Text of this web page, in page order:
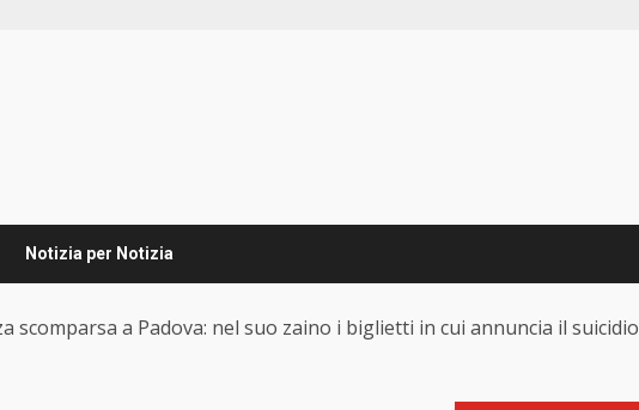
Notizia per Notizia
a Padova: nel suo zaino i biglietti in cui annuncia il suicidio